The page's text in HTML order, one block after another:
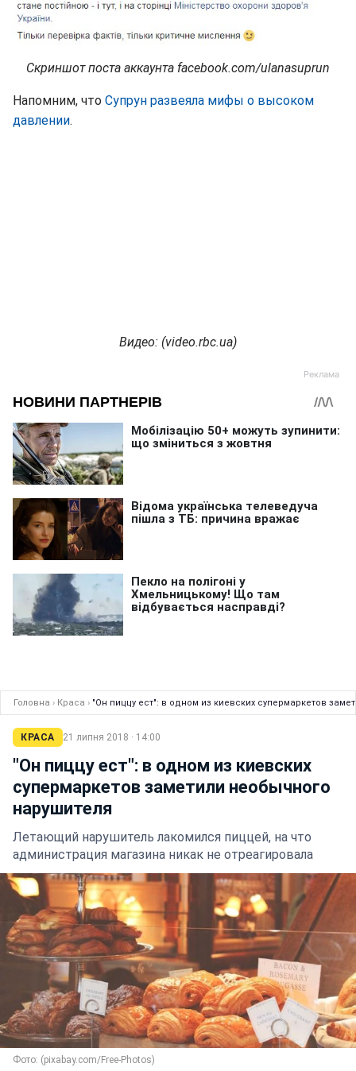
Скриншот поста аккаунта facebook.com/ulanasuprun
Напомним, что Супрун развеяла мифы о высоком
давлении.
Видео: (video.rbc.ua)
Головна › Краса › "Он пиццу ест": в одном из киевских супермаркетов
КРАСА 21 липня 2018 · 14:00
"Он пиццу ест": в одном из киевских
супермаркетов заметили необычного
нарушителя
Летающий нарушитель лакомился пиццей, на что
администрация магазина никак не отреагировала
Фото: (pixabay.com/Free-Photos)